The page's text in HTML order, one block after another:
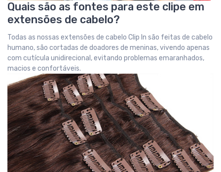
Quais são as fontes para este clipe em
extensões de cabelo?
Todas as nossas extensões de cabelo Clip In são feitas de cabelo
humano, são cortadas de doadores de meninas, vivendo apenas
com cutícula unidirecional, evitando problemas emaranhados,
macios e confortáveis.